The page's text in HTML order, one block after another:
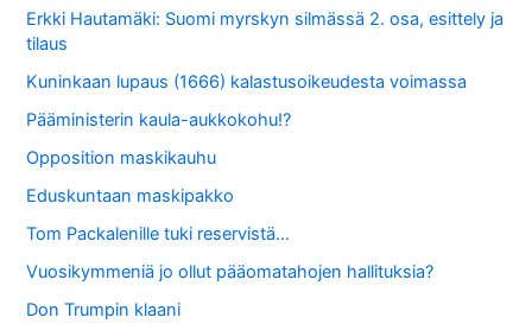
Erkki Hautamäki: Suomi myrskyn silmässä 2. osa, esittely ja
tilaus
Kuninkaan lupaus (1666) kalastusoikeudesta voimassa
Pääministerin kaula-aukkokohu!?
Opposition maskikauhu
Eduskuntaan maskipakko
Tom Packalenille tuki reservistä…
Vuosikymmeniä jo ollut pääomatahojen hallituksia?
Don Trumpin klaani